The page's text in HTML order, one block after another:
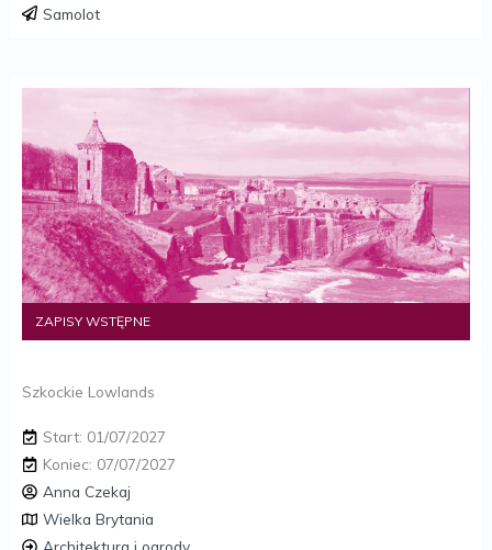
Samolot
ZAPISY WSTĘPNE
Szkockie Lowlands
Start: 01/07/2027
Koniec: 07/07/2027
Anna Czekaj
Wielka Brytania